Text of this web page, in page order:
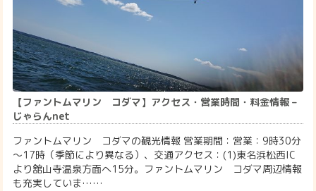
【ファントムマリン コダマ】アクセス・営業時間・料金情報 –
じゃらんnet
ファントムマリン コダマの観光情報 営業期間：営業：9時30分
～17時（季節により異なる）、交通アクセス：(1)東名浜松西IC
より舘山寺温泉方面へ15分。ファントムマリン コダマ周辺情報
も充実していま……